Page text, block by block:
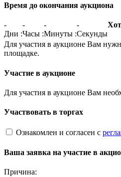
Время до окончания аукциона
-
Дни :
-
Часы :
-
Минуты :
-
Секунды
Для участия в аукционе Вам
площадке.
Участие в аукционе
Для участия в аукционе Вам
Участвовать в торгах
Ознакомлен и согласен с
Ваша заявка на участие в
Причина: